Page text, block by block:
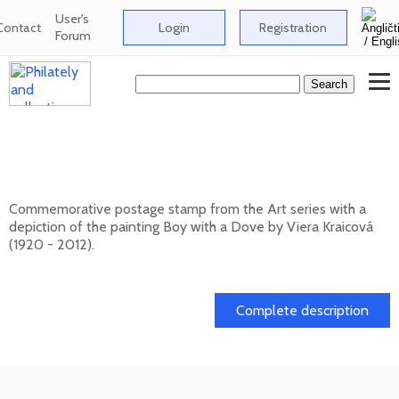
User's
Forum Login Registration
Commemorative postage stamp from the Art series with a
depiction of the painting Boy with a Dove by Viera Kraicová
(1920 - 2012).
Complete description